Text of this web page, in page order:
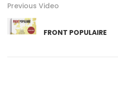
Previous Video
FRONT POPULAIRE